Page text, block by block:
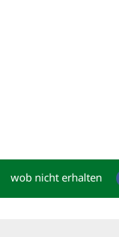
wob nicht erhalten